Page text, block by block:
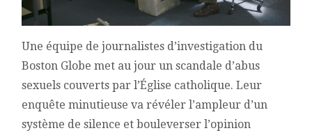
Une équipe de journalistes d’investigation du
Boston Globe met au jour un scandale d’abus
sexuels couverts par l’Église catholique. Leur
enquête minutieuse va révéler l’ampleur d’un
système de silence et bouleverser l’opinion